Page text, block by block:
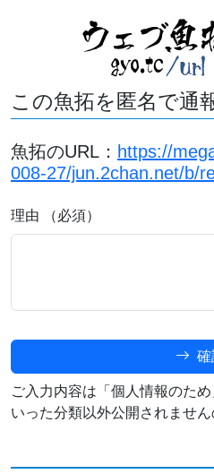
この魚拓を匿名で通
魚拓のURL： https://
008-27/jun.2chan.net/b/
理由 （必須）
確
ご入力内容は「個人情報のた
いった分類以外公開されません